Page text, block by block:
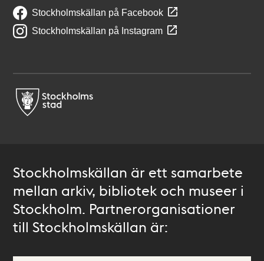
Stockholmskällan på Facebook
Stockholmskällan på Instagram
Stockholmskällan är ett samarbete
mellan arkiv, bibliotek och museer i
Stockholm. Partnerorganisationer
till Stockholmskällan är: